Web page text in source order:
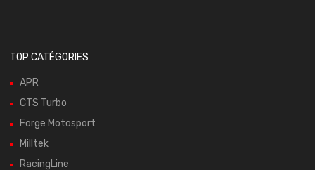
TOP CATÉGORIES
APR
CTS Turbo
Forge Motosport
Milltek
RacingLine